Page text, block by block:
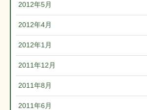
2012年5月
2012年4月
2012年1月
2011年12月
2011年8月
2011年6月